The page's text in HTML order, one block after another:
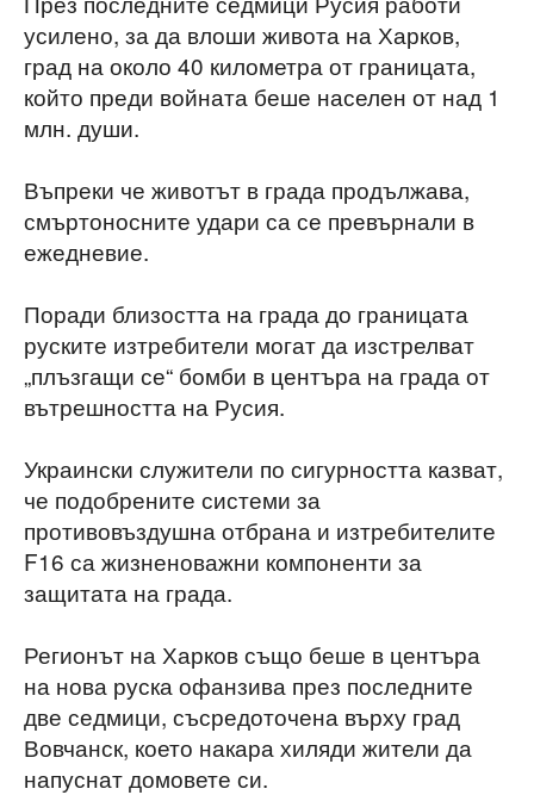
усилено, за да влоши живота на Харков,
град на около 40 километра от границата,
който преди войната беше населен от над 1
млн. души.
Въпреки че животът в града продължава,
смъртоносните удари са се превърнали в
ежедневие.
Поради близостта на града до границата
руските изтребители могат да изстрелват
„плъзгащи се“ бомби в центъра на града от
вътрешността на Русия.
Украински служители по сигурността казват,
че подобрените системи за
противовъздушна отбрана и изтребителите
F16 са жизненоважни компоненти за
защитата на града.
Регионът на Харков също беше в центъра
на нова руска офанзива през последните
две седмици, съсредоточена върху град
Вовчанск, което накара хиляди жители да
напуснат домовете си.